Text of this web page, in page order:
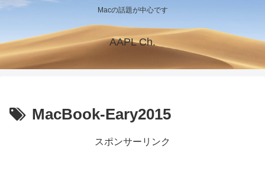
Macの話題が中心です
AAPL Ch.
MacBook-Eary2015
スポンサーリンク